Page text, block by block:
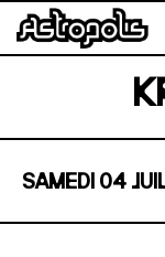
SAMEDI 04